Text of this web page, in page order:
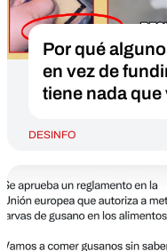
Por qué
en vez de
tiene nada
DESINFO